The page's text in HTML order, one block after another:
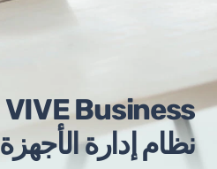
VIVE Business
نظام إدارة الأجهزة